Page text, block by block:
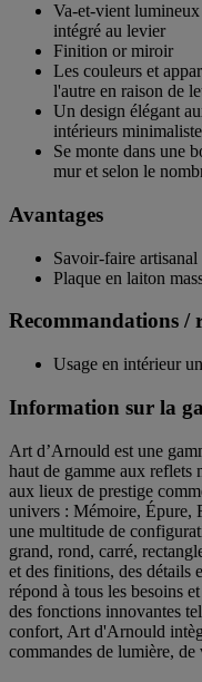
Va-et-vient
intégré au levier
Finition or miroir
Les couleurs et
l'autre en raison de
Un design élégant
intérieurs
Se monte dans une
mur et selon le
Avantages
Savoir-faire artisanal
Plaque en laiton
Recommandations /
Usage en intérieur
Information sur la
Art d’Arnould est une
haut de gamme aux reflets
aux lieux de prestige
univers : Mémoire, Épure,
une multitude de
grand, rond, carré,
et des finitions, des détails
répond à tous les besoins
des fonctions innovantes
confort, Art d'Arnould
commandes de lumière, de